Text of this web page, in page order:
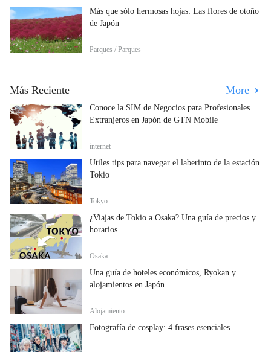
Más que sólo hermosas hojas: Las flores de otoño
de Japón
Parques / Parques
Más Reciente More
Conoce la SIM de Negocios para Profesionales
Extranjeros en Japón de GTN Mobile
internet
Útiles tips para navegar el laberinto de la estación
Tokio
Tokyo
¿Viajas de Tokio a Osaka? Una guía de precios y
horarios
Osaka
Una guía de hoteles económicos, Ryokan y
alojamientos en Japón.
Alojamiento
Fotografía de cosplay: 4 frases esenciales